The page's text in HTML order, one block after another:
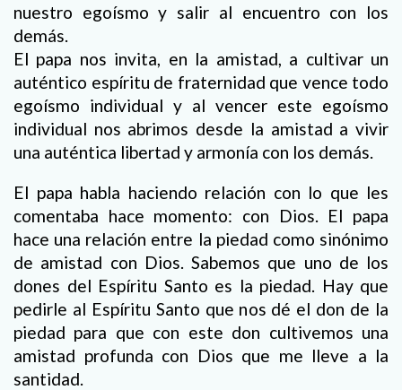
nuestro egoísmo y salir al encuentro con los
demás.
El papa nos invita, en la amistad, a cultivar un
auténtico espíritu de fraternidad que vence todo
egoísmo individual y al vencer este egoísmo
individual nos abrimos desde la amistad a vivir
una auténtica libertad y armonía con los demás.
El papa habla haciendo relación con lo que les
comentaba hace momento: con Dios. El papa
hace una relación entre la piedad como sinónimo
de amistad con Dios. Sabemos que uno de los
dones del Espíritu Santo es la piedad. Hay que
pedirle al Espíritu Santo que nos dé el don de la
piedad para que con este don cultivemos una
amistad profunda con Dios que me lleve a la
santidad.